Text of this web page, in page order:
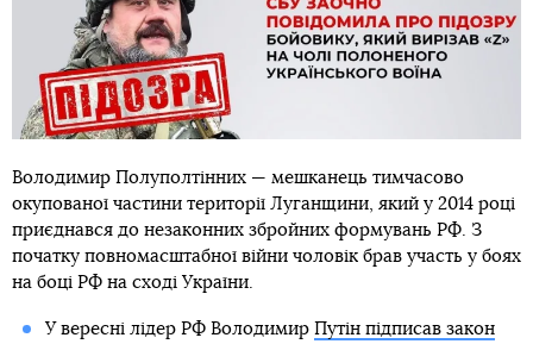
Володимир Полуполтінних — мешканець тимчасово
окупованої частини території Луганщини, який у 2014 році
приєднався до незаконних збройних формувань РФ. З
початку повномасштабної війни чоловік брав участь у боях
на боці РФ на сході України.
У вересні лідер РФ Володимир Путін підписав закон